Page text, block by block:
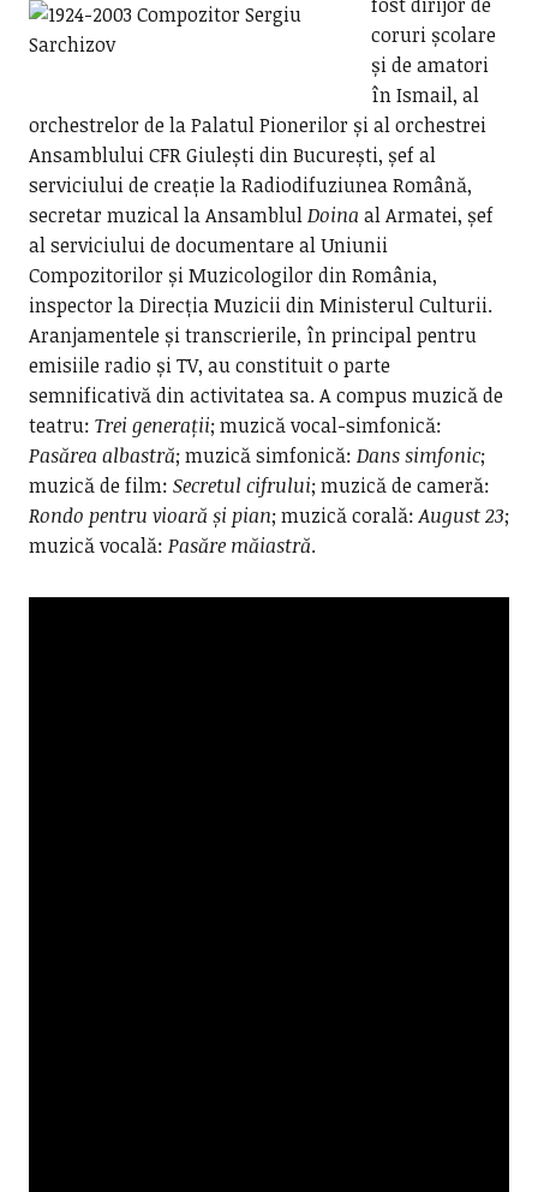
coruri școlare
și de amatori
în Ismail, al
orchestrelor de la Palatul Pionerilor și al orchestrei
Ansamblului CFR Giulești din București, șef al
serviciului de creație la Radiodifuziunea Română,
secretar muzical la AnsamblulDoina al Armatei, șef
al serviciului de documentare al Uniunii
Compozitorilor și Muzicologilor din România,
inspector la Direcția Muzicii din Ministerul Culturii.
Aranjamentele și transcrierile, în principal pentru
emisiile radio și TV, au constituit o parte
semnificativă din activitatea sa. A compus muzică de
teatru: Trei generații; muzică vocal-simfonică:
Pasărea albastră; muzică simfonică: Dans simfonic;
muzică de film: Secretul cifrului; muzică de cameră:
Rondo pentru vioară și pian; muzică corală:August 23;
muzică vocală: Pasăre măiastră.